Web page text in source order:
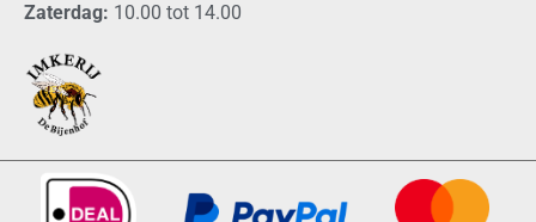
Zaterdag: 10.00 tot 14.00